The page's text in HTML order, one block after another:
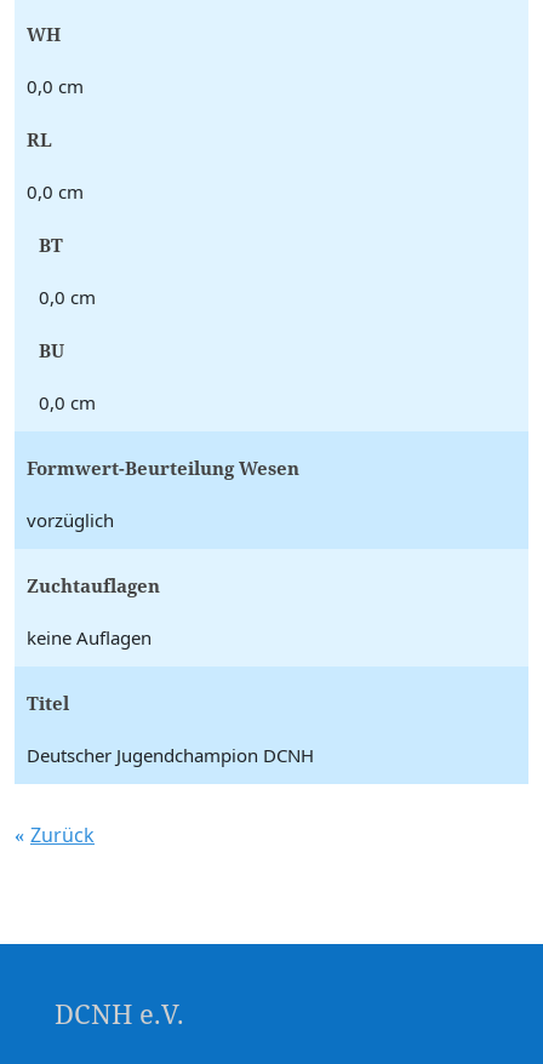
WH
0,0 cm
RL
0,0 cm
BT
0,0 cm
BU
0,0 cm
Formwert-Beurteilung Wesen
vorzüglich
Zuchtauflagen
keine Auflagen
Titel
Deutscher Jugendchampion DCNH
Zurück
DCNH e.V.